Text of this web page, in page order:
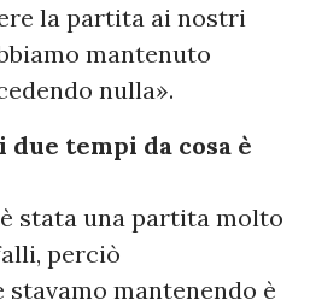
la partita ai nostri
mantenuto
nulla».
tempi da cosa è
stata una partita molto
perciò
stavamo mantenendo è